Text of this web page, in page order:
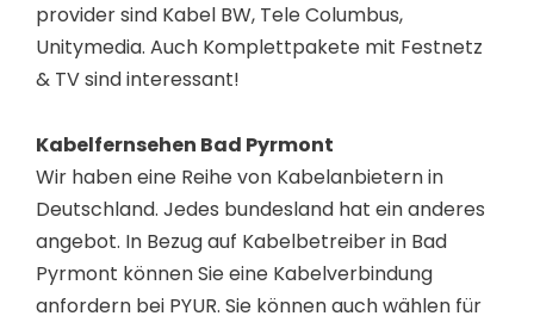
provider sind Kabel BW, Tele Columbus,
Unitymedia. Auch Komplettpakete mit Festnetz
& TV sind interessant!
Kabelfernsehen Bad Pyrmont
Wir haben eine Reihe von Kabelanbietern in
Deutschland. Jedes bundesland hat ein anderes
angebot. In Bezug auf Kabelbetreiber in Bad
Pyrmont können Sie eine Kabelverbindung
anfordern bei PYUR. Sie können auch wählen für